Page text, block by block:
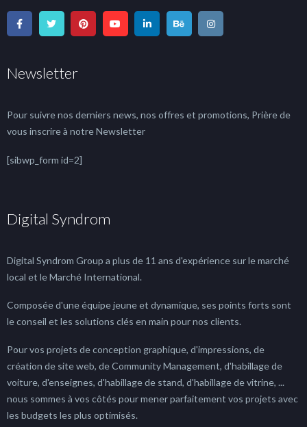
Newsletter
Pour suivre nos derniers news, nos offres et promotions, Prière de
vous inscrire à notre Newsletter
[sibwp_form id=2]
Digital Syndrom
Digital Syndrom Group a plus de 11 ans d'expérience sur le marché
local et le Marché International.
Composée d'une équipe jeune et dynamique, ses points forts sont
le conseil et les solutions clés en main pour nos clients.
Pour vos projets de conception graphique, d'impressions, de
création de site web, de Community Management, d'habillage de
voiture, d'enseignes, d'habillage de stand, d'habillage de vitrine, ...
nous sommes à vos côtés pour mener parfaitement vos projets avec
les budgets les plus optimisés.